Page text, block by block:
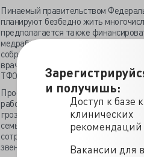
и получишь:
Доступ к базе
клинических
рекомендаций
Вакансии для
Пинаемый правительством
планируют безбедно жить
предполагается также
медработникам, диспансеризацию
собрание проинформировало, что
врачам, переехавшим в сельскую
ТФОМС предусмотрено 50 миллионов
Профсоюзы Приморья, однако же, не
работников здравоохранения в
грозились губернатору
семь главврачей. Как выяснилось,
сотрудников, «поскольку уровень
звену от этого показателя не